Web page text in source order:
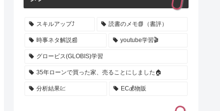
スキルアップ⤴️ 読書のメモ📗（書評）
時事ネタ解説📰 youtube学習🎬
グロービス(GLOBIS)学習
35年ローンで買った家、売ることにしました🏠
分析結果💹 EC💰️物販